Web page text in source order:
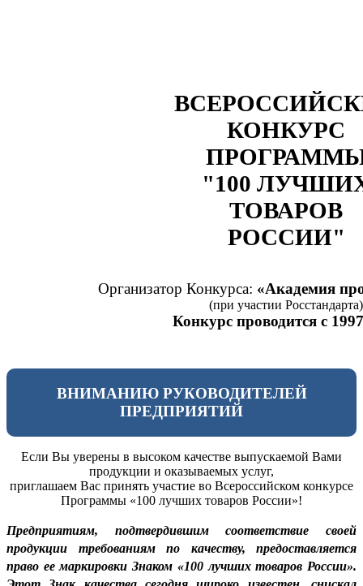
КОНКУРС
"100
ТОВАРОВ
РОССИИ"
Организатор Конкурса: «Академия
(при участии Росстандарта)
Конкурс проводится с
ВНИМАНИЮ РУКОВОДИТЕЛЕЙ
ПРЕДПРИЯТИЙ
Если Вы уверены в высоком качестве выпускаемой Вами
продукции и оказываемых услуг,
приглашаем Вас принять участие во Всероссийском конкурсе
Программы «100 лучших товаров России»!
Предприятиям, подтвердившим соответствие своей
продукции требованиям по качеству, предоставляется
право ее маркировки Знаком «100 лучших товаров России».